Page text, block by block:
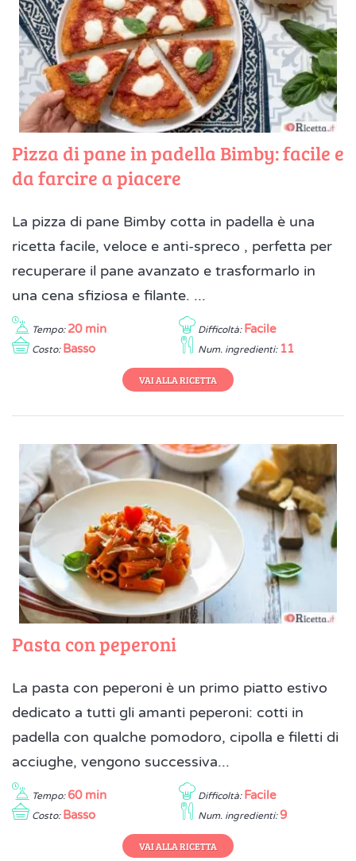
Pizza di pane in padella Bimby: facile e
da farcire a piacere
La pizza di pane Bimby cotta in padella è una
ricetta facile, veloce e anti-spreco , perfetta per
recuperare il pane avanzato e trasformarlo in
una cena sfiziosa e filante. ...
Tempo: 20 min Difficoltà: Facile
Costo: Basso Num. ingredienti: 11
VAI ALLA RICETTA
Pasta con peperoni
La pasta con peperoni è un primo piatto estivo
dedicato a tutti gli amanti peperoni: cotti in
padella con qualche pomodoro, cipolla e filetti di
acciughe, vengono successiva...
Tempo: 60 min Difficoltà: Facile
Costo: Basso Num. ingredienti: 9
VAI ALLA RICETTA